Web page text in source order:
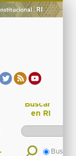
Buscar
en RI
Buscar